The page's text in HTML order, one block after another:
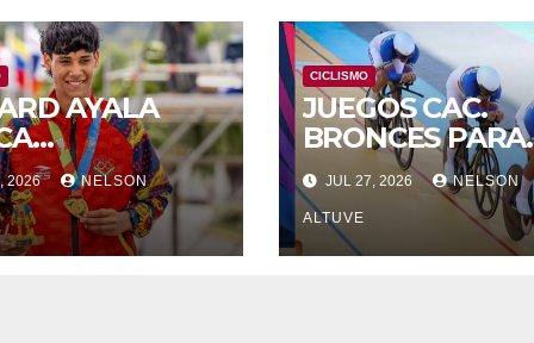
AYALA
SU
EN
2026 NELSON
CICLISMO
JUEGOS CAC.
BRONCES PARA
EQUIPOS DE
VENEZUELA EN
PISTA
JUL 27, 2026 NELSON
ALTUVE